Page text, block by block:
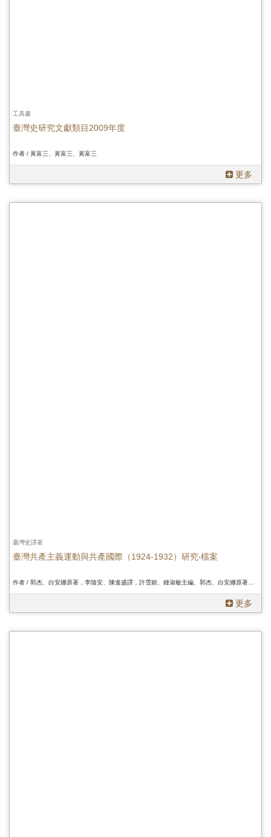
工具書
臺灣史研究文獻類目2009年度
作者 / 黃富三、黃富三、黃富三
更多
臺灣史譯著
臺灣共產主義運動與共產國際（1924-1932）研究‧檔案
更多